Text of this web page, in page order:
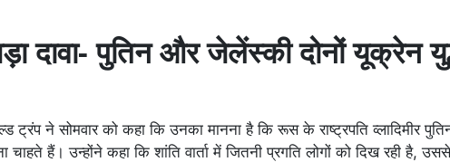
दावा- पुतिन और जेलेंस्की दोनों यूक्रेन
ट्रंप ने सोमवार को कहा कि उनका मानना है कि रूस के राष्ट्रपति व्लादिमीर
चाहते हैं। उन्होंने कहा कि शांति वार्ता में जितनी प्रगति लोगों को दिख रही है,